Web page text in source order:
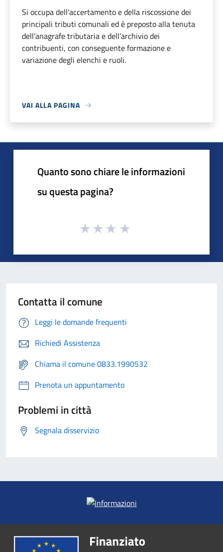
Si occupa dell’accertamento e della riscossione dei
principali tributi comunali ed è preposto alla tenuta
dell’anagrafe tributaria e dell’archivio dei
contribuenti, con conseguente formazione e
variazione degli elenchi e ruoli.
VAI ALLA PAGINA
Quanto sono chiare le informazioni
su questa pagina?
Contatta il comune
Leggi le domande frequenti
Richiedi Assistenza
Chiama il comune 0833.1990532
Prenota un appuntamento
Problemi in città
Segnala disservizio